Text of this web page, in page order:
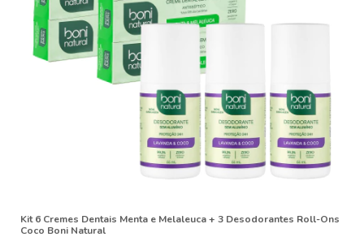
Kit 6 Cremes Dentais Menta e Melaleuca + 3 Desodorantes Roll-Ons
Coco Boni Natural